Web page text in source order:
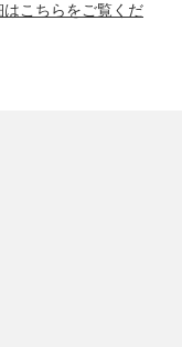
こちらをご覧くだ